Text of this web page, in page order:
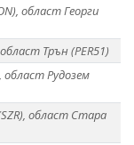
област Георги
Трън (PER51)
област Рудозем
област Стара